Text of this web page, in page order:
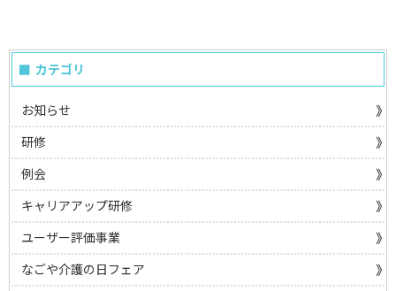
カテゴリ
お知らせ
研修
例会
キャリアアップ研修
ユーザー評価事業
なごや介護の日フェア